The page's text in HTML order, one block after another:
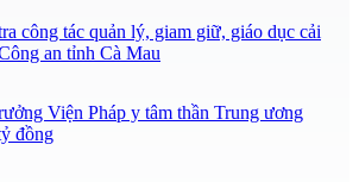
công tác quản lý, giam giữ, giáo dục cải
an tỉnh Cà Mau
Viện Pháp y tâm thần Trung ương
đồng